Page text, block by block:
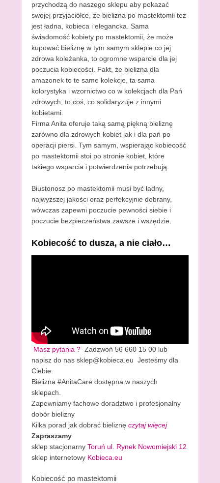
przychodzą do naszego sklepu aby pokazać
swojej przyjaciółce, że bielizna po mastektomii też
jest ładna, kobieca i elegancka. Sama
świadomość kobiety po mastektomii, że może
kupować bieliznę w tym samym sklepie co jej
zdrowa koleżanka, to ogromne wsparcie dla jej
poczucia kobiecości. Fakt, że bielizna dla
amazonek to te same kolekcje, ta sama
kolorystyka i wzornictwo co w kolekcjach dla Pań
zdrowych, to coś, co solidaryzuje z innymi
kobietami.
Firma Anita oferuje taką samą piękną bieliznę
zarówno dla zdrowych kobiet jak i dla pań po
operacji piersi. Tym samym, wspierając kobiecość
po mastektomii stoi po stronie kobiet, które
takiego wsparcia i potwierdzenia potrzebują.
Biustonosz po mastektomii musi być ładny,
najwyższej jakości oraz perfekcyjnie dobrany,
wówczas zapewni poczucie pewności siebie i
poczucie bezpieczeństwa zawsze i wszędzie.
Kobiecość to dusza, a nie ciało…
Masz pytania ? Zadzwoń 56 660 15 00 lub
napisz do nas sklep@kobieca.eu Jesteśmy dla
Ciebie.
Bielizna #AnitaCare dostępna w naszych
sklepach.
Zapewniamy fachowe doradztwo i profesjonalny
dobór bielizny
Kilka porad jak dobrać bieliznę czytaj więcej
Zapraszamy
sklep stacjonarny Toruń ul. Rynek Nowomiejski 12
sklep internetowy Kobieca.eu
Kobiecość po mastektomii